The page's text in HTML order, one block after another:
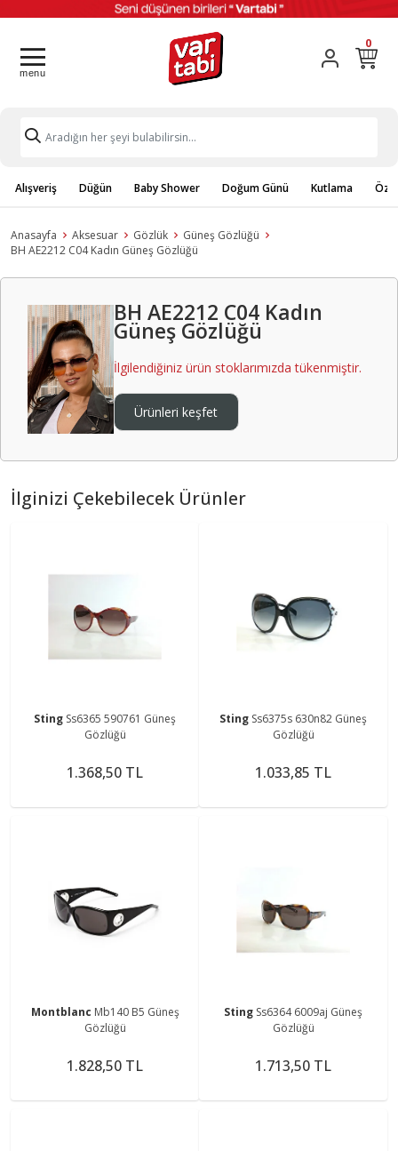
0
Alışveriş Düğün Baby Shower Doğum Günü Kutlama
Anasayfa Aksesuar Gözlük
Güneş Gözlüğü
BH AE2212 C04 Kadın Güneş Gözlüğü
BH AE2212 C04 Kadın
Güneş Gözlüğü
İlgilendiğiniz ürün stoklarımızda tükenmiştir.
Ürünleri keşfet
İlginizi Çekebilecek Ürünler
Sting Ss6365 590761 Güneş
Gözlüğü
1.368,50 TL
Sting Ss6375s 630n82 Güneş
Gözlüğü
1.033,85 TL
Montblanc Mb140 B5 Güneş
Gözlüğü
1.828,50 TL
Sting Ss6364 6009aj Güneş
Gözlüğü
1.713,50 TL